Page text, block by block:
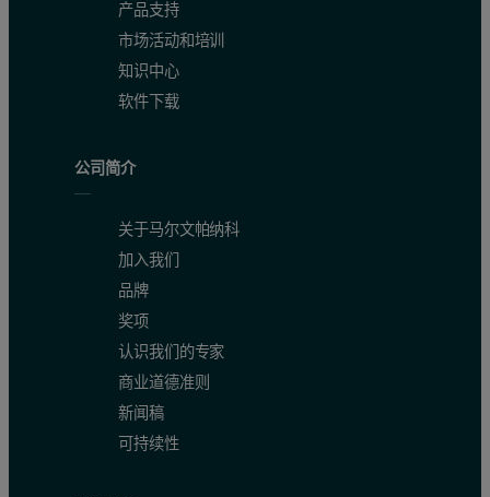
产品支持
市场活动和培训
知识中心
软件下载
公司简介
关于马尔文帕纳科
加入我们
品牌
奖项
认识我们的专家
商业道德准则
新闻稿
可持续性